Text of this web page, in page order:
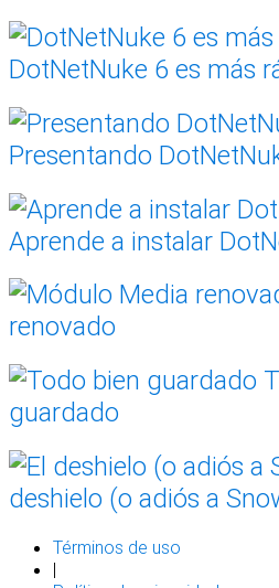
DotNetNuke 6 es más
Presentando
Aprende a instalar
renovado
guardado
deshielo (o adiós a
Términos de uso
|